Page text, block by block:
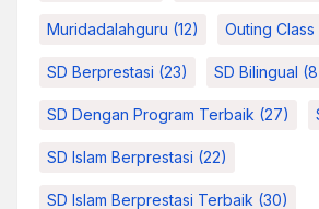
Muridadalahguru (12) Outing Class
SD Berprestasi (23) SD Bilingual
SD Dengan Program Terbaik (27)
SD Islam Berprestasi (22)
SD Islam Berprestasi Terbaik (30)